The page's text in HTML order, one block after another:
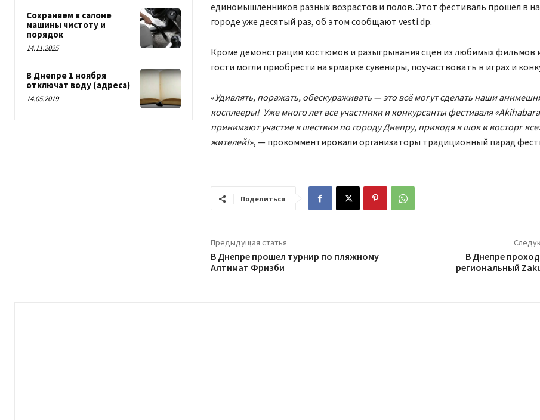
Сохраняем в салоне
машины чистоту и
порядок
14.11.2025
В Днепре 1 ноября
отключат воду (адреса)
14.05.2019
единомышленников разных возрастов и полов. Этот фестиваль прошел в
городе уже десятый раз, об этом сообщают vesti.dp.​
Кроме демонстрации костюмов и разыгрывания сцен из любимых фильмов
гости могли приобрести на ярмарке сувениры, поучаствовать в играх и
«Удивлять, поражать, обескураживать — это всё могут сделать наши
косплееры! Уже много лет все участники и конкурсанты фестиваля
принимают участие в шествии по городу Днепру, приводя в шок и восторг
жителей!», — прокомментировали организаторы традиционный парад
Поделиться
Предыдущая статья
В Днепре прошел турнир по пляжному
Алтимат Фризби
В Днепре
региональный